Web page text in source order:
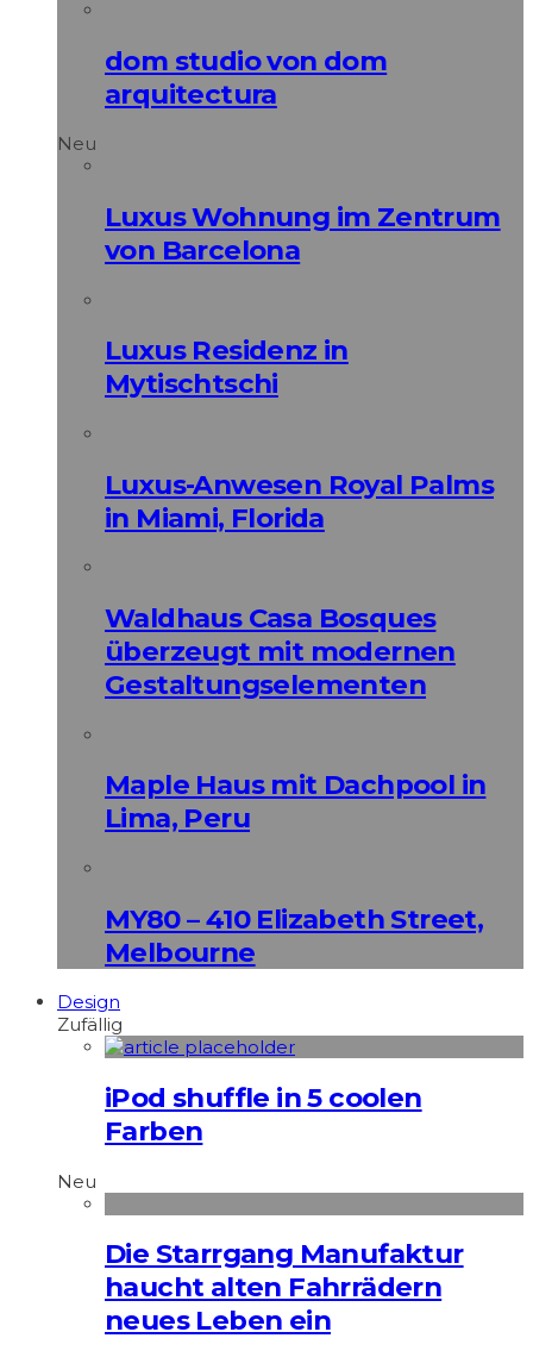
dom studio von dom
arquitectura
Neu
Luxus Wohnung im Zentrum
von Barcelona
Luxus Residenz in
Mytischtschi
Luxus-Anwesen Royal Palms
in Miami, Florida
Waldhaus Casa Bosques
überzeugt mit modernen
Gestaltungselementen
Maple Haus mit Dachpool in
Lima, Peru
MY80 – 410 Elizabeth Street,
Melbourne
Design
Zufällig
iPod shuffle in 5 coolen
Farben
Neu
Die Starrgang Manufaktur
haucht alten Fahrrädern
neues Leben ein